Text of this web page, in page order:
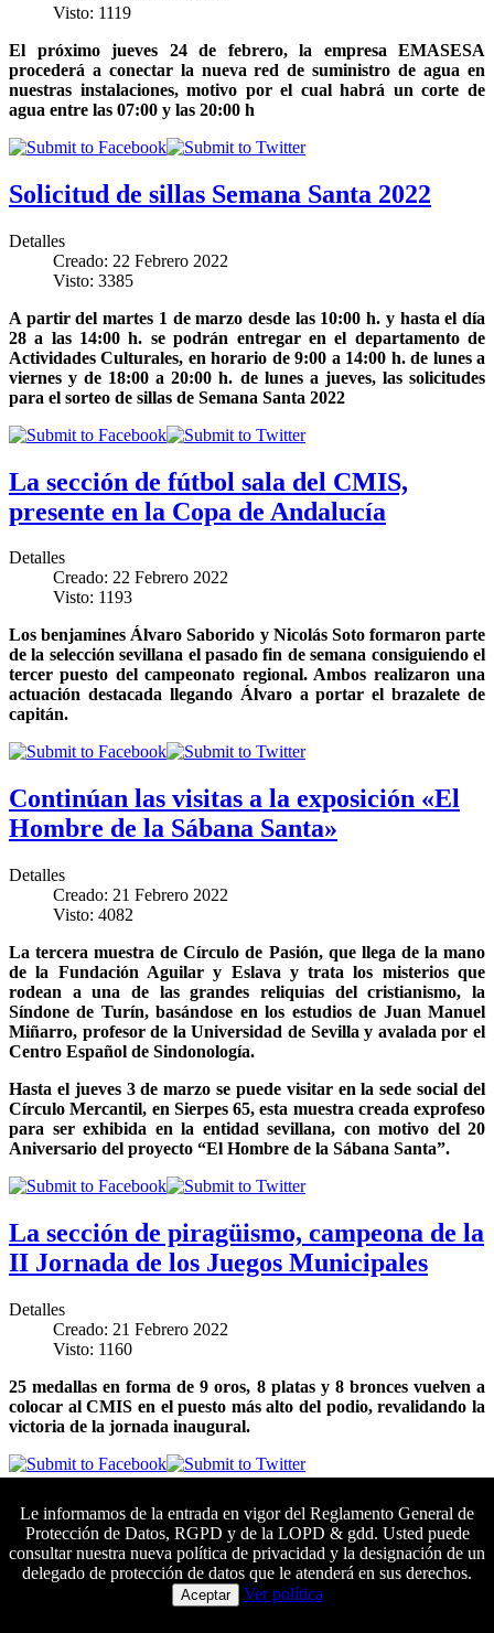
Visto: 1119
El próximo jueves 24 de febrero, la empresa EMASESA
procederá a conectar la nueva red de suministro de agua en
nuestras instalaciones, motivo por el cual habrá un corte de
agua entre las 07:00 y las 20:00 h
Solicitud de sillas Semana Santa 2022
Detalles
Creado: 22 Febrero 2022
Visto: 3385
A partir del martes 1 de marzo desde las 10:00 h. y hasta el día
28 a las 14:00 h. se podrán entregar en el departamento de
Actividades Culturales, en horario de 9:00 a 14:00 h. de lunes a
viernes y de 18:00 a 20:00 h. de lunes a jueves, las solicitudes
para el sorteo de sillas de Semana Santa 2022
La sección de fútbol sala del CMIS,
presente en la Copa de Andalucía
Detalles
Creado: 22 Febrero 2022
Visto: 1193
Los benjamines Álvaro Saborido y Nicolás Soto formaron parte
de la selección sevillana el pasado fin de semana consiguiendo el
tercer puesto del campeonato regional. Ambos realizaron una
actuación destacada llegando Álvaro a portar el brazalete de
capitán.
Continúan las visitas a la exposición «El
Hombre de la Sábana Santa»
Detalles
Creado: 21 Febrero 2022
Visto: 4082
La tercera muestra de Círculo de Pasión, que llega de la mano
de la Fundación Aguilar y Eslava y trata los misterios que
rodean a una de las grandes reliquias del cristianismo, la
Síndone de Turín, basándose en los estudios de Juan Manuel
Miñarro, profesor de la Universidad de Sevilla y avalada por el
Centro Español de Sindonología.
Hasta el jueves 3 de marzo se puede visitar en la sede social del
Círculo Mercantil, en Sierpes 65, esta muestra creada exprofeso
para ser exhibida en la entidad sevillana, con motivo del 20
Aniversario del proyecto “El Hombre de la Sábana Santa”.
La sección de piragüismo, campeona de la
II Jornada de los Juegos Municipales
Detalles
Creado: 21 Febrero 2022
Visto: 1160
25 medallas en forma de 9 oros, 8 platas y 8 bronces vuelven a
colocar al CMIS en el puesto más alto del podio, revalidando la
victoria de la jornada inaugural.
Inaugurada la exposición «El Hombre de
la Sábana Santa»
Detalles
Creado: 18 Febrero 2022
Colaboradores principales
Le informamos de la entrada en vigor del Reglamento General de
Protección de Datos, RGPD y de la LOPD & gdd. Usted puede
consultar nuestra nueva política de privacidad y la designación de un
delegado de protección de datos que le atenderá en sus derechos.
Aceptar Ver política